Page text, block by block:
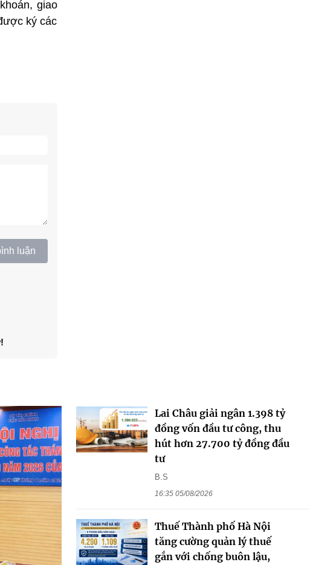
giao
ký các
luận
Lai Châu giải ngân 1.398 tỷ
đồng vốn đầu tư công, thu
hút hơn 27.700 tỷ đồng đầu
tư
B.S
16:35 05/08/2026
Thuế Thành phố Hà Nội
tăng cường quản lý thuế
gắn với chống buôn lậu,